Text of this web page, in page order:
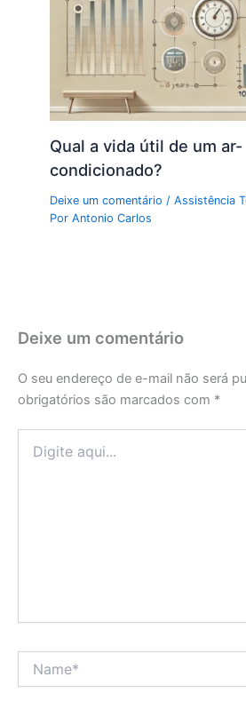
Qual a vida útil de um ar-
condicionado?
Deixe um comentário /Assistência
PorAntonio Carlos
Deixe um comentário
O seu endereço de e-mail não será
obrigatórios são marcados com *
aqui...